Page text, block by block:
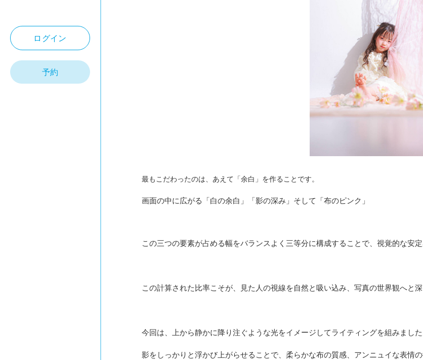
ログイン
予約
最もこだわったのは、あえて「余白」を作ることです。
画面の中に広がる「白の余白」「影の深み」そして「布のピンク」
この三つの要素が占める幅をバランスよく三等分に構成することで、視覚的な安
この計算された比率こそが、見た人の視線を自然と吸い込み、写真の世界観へと
今回は、上から静かに降り注ぐような光をイメージしてライティングを組みました
影をしっかりと浮かび上がらせることで、柔らかな布の質感、アンニュイな表情の